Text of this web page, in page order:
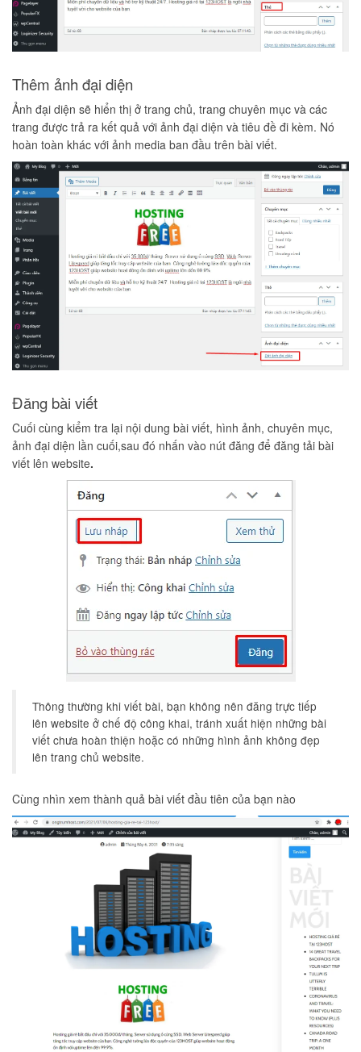
Thêm ảnh đại diện
Ảnh đại diện sẽ hiển thị ở trang chủ, trang chuyên mục và các
trang được trả ra kết quả với ảnh đại diện và tiêu đề đi kèm. Nó
hoàn toàn khác với ảnh media ban đầu trên bài viết.
Đăng bài viết
Cuối cùng kiểm tra lại nội dung bài viết, hình ảnh, chuyên mục,
ảnh đại diện lần cuối,sau đó nhấn vào nút đăng để đăng tải bài
viết lên website.
Thông thường khi viết bài, bạn không nên đăng trực tiếp
lên website ở chế độ công khai, tránh xuất hiện những bài
viết chưa hoàn thiện hoặc có những hình ảnh không đẹp
lên trang chủ website.
Cùng nhìn xem thành quả bài viết đầu tiên của bạn nào